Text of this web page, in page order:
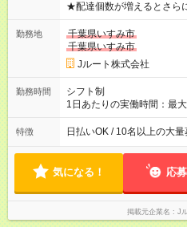
★配達個数が増えるとさら
ど！ ・主要都市エリア 月収55万円／週5日稼働 月収65万~112
万円／週6日稼働 ・地方郊外エリア 月収40万円／週5日稼働 月
収40万円~50万円／週6日稼働 ＜モデルイメージ＞ ■月収
円 (27歳男性/江東区在住)※
(日休み) ■月収80万円(43歳男性/墨田区在住)※元営業 1日200個
勤務地
千葉県いすみ市
千葉県いすみ市
Jルート株式会社
勤務時間
シフト制
1日あたりの実働時間：最
働8時間） ※週5日勤務（
よって時間外での勤務可能
特徴 日払いOK / 10名以上の大量
気になる！ 応
掲載元企業名 J